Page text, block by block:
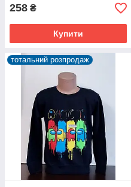
258 ₴
Купити
тотальний розпродаж